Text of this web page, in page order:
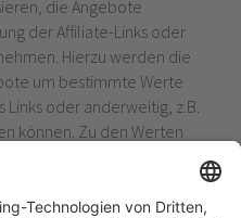
die Angebote
der Affiliate-Links oder
Hierzu werden die
um bestimmte Werte
oder anderweitig, z.B.
können. Zu den Werten
der Betreiber der Webseite,
eine Online-Kennung